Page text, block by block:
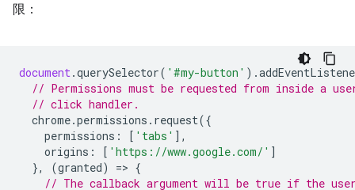
限：
document.querySelector( '#my-button' ).
// Permissions must be requested from inside a
// click handler.
chrome.permissions . request({
permissions : [ 'tabs' ],
origins : [ 'https://www.google.com/' ]
},
(granted) => {
// The callback argument will be true if the